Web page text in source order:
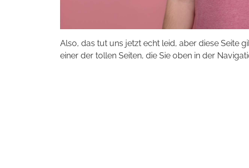
Also, das tut uns jetzt echt leid, aber diese Seite
einer der tollen Seiten, die Sie oben in der